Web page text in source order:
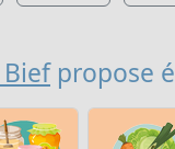
propose